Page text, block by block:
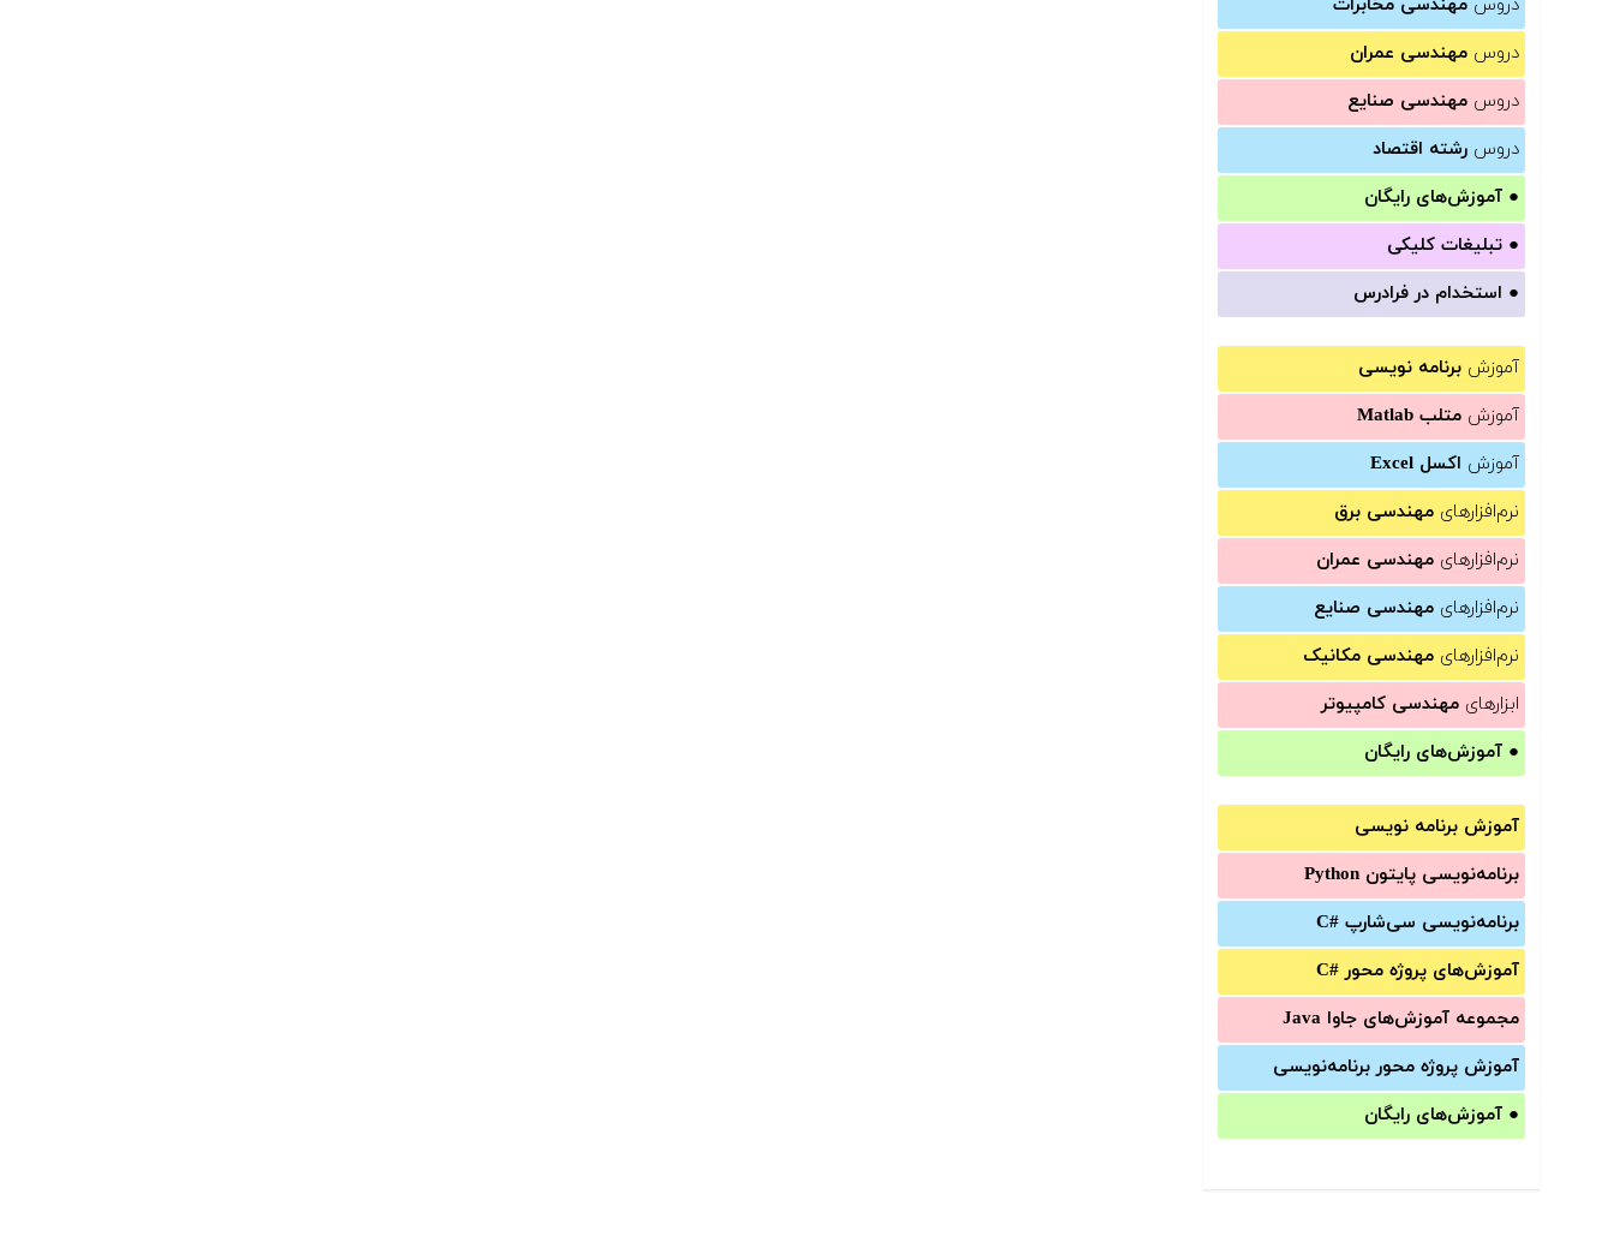
دروس مهندسی مخابرات
دروس مهندسی عمران
دروس مهندسی صنایع
دروس رشته اقتصاد
● آموزش‌های رایگان
● تبلیغات کلیکی
● استخدام در فرادرس
آموزش برنامه نویسی
آموزش متلب Matlab
آموزش اکسل Excel
نرم‌افزارهای مهندسی برق
نرم‌افزارهای مهندسی عمران
نرم‌افزارهای مهندسی صنایع
نرم‌افزارهای مهندسی مکانیک
ابزارهای مهندسی کامپیوتر
● آموزش‌های رایگان
آموزش برنامه نویسی
برنامه‌نویسی پایتون Python
برنامه‌‌نویسی سی‌شارپ C#‎
آموزش‌های پروژه محور #C
مجموعه آموزش‌های جاوا Java
آموزش‌ پروژه محور برنامه‌نویسی
● آموزش‌های رایگان